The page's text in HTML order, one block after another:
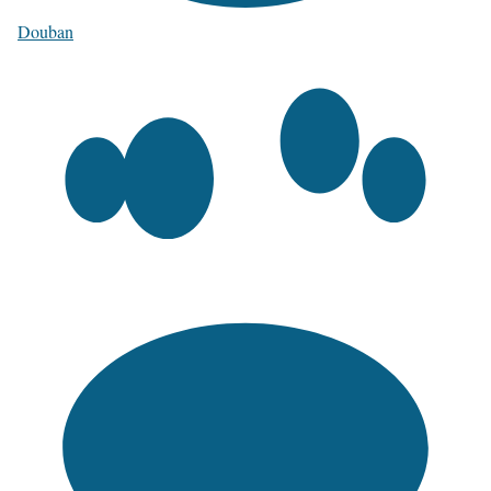
Douban